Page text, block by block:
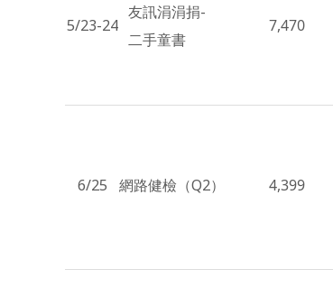
5/23-24
友訊涓涓捐-
二手童書
7,470
6/25 網路健檢（Q2） 4,399